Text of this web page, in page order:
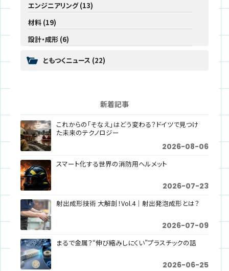
エンジニアリング(13)
材料 (19)
設計・成形 (6)
ともつくニュース (22)
新着記事
これからの「そなえ」はどう変わる？ドイツで見つけ
た未来のテクノロジー
2026-08-06
スマート化する世界の消防用ヘルメット
2026-07-23
射出成形技術 大解剖！Vol.4｜射出発泡成形とは？
2026-07-09
まるで金属？“伸び縮みしにくい”プラスチックの話
2026-06-25